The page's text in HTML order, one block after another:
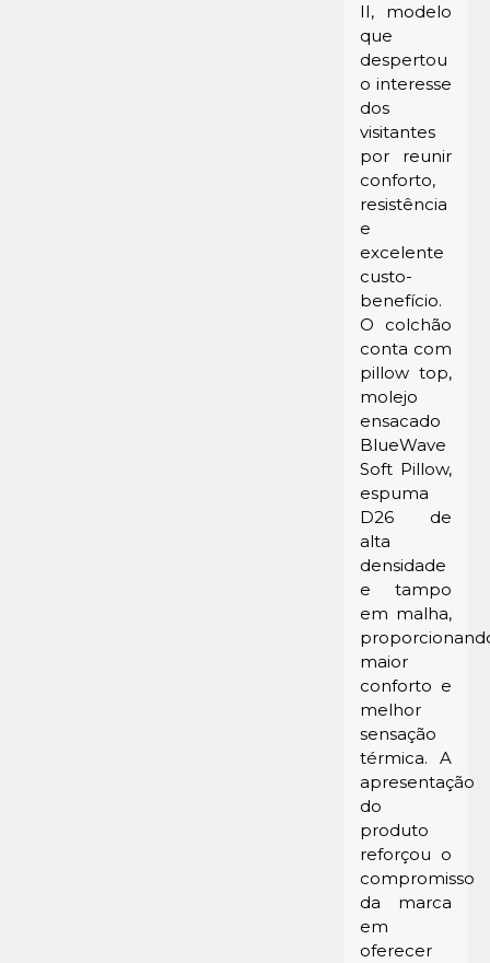
II, modelo
que
despertou
o interesse
dos
visitantes
por reunir
conforto,
resistência
e
excelente
custo-
benefício.
O colchão
conta com
pillow top,
molejo
ensacado
BlueWave
Soft Pillow,
espuma
D26 de
alta
densidade
e tampo
em malha,
maior
conforto e
melhor
sensação
térmica. A
apresentação
do
produto
reforçou o
compromisso
da marca
em
oferecer